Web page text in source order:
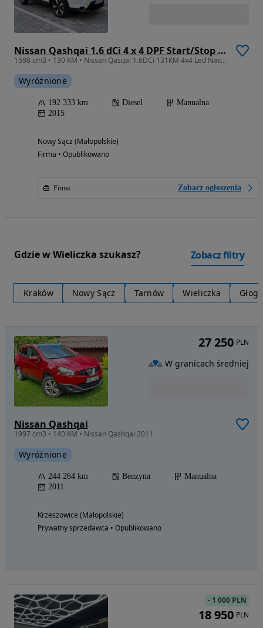
Nissan Qashqai 1.6 dCi 4 x 4 DPF Start/Stop tekna
1598 cm3 • 130 KM • Nissan Qasqai 1.6DCi 131KM 4x4 Led Navi Kamera 360’ Panorama Ks.Serwis
Wyróżnione
192 333 km Diesel
Manualna
2015
Nowy Sącz (Małopolskie)
Firma • Opublikowano
Firma Zobacz ogłoszenia
Gdzie w Wieliczka szukasz? Zobacz filtry
Kraków Nowy Sącz Tarnów Wieliczka
Nissan Qashqai
1997 cm3 • 140 KM • Nissan Qashqai 2011
Wyróżnione
244 264 km Benzyna
Manualna
2011
Krzeszowice (Małopolskie)
Prywatny sprzedawca • Opublikowano
27 250 PLN
W granicach średniej
- 1 000 PLN
18 950 PLN